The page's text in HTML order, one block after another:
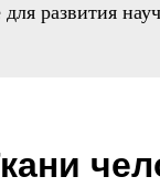
развития